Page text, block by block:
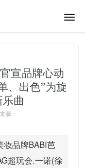
切
宣品牌心动
出色”为旋
曲
来源：
妆品牌BABI芭
超玩会.一诺(徐